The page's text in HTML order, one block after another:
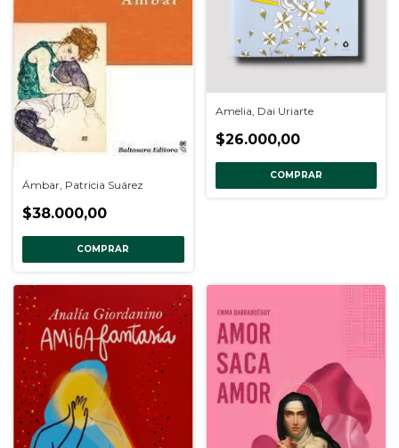
Ámbar, Patricia Suárez
$38.000,00
COMPRAR
Amelia, Dai Uriarte
$26.000,00
COMPRAR